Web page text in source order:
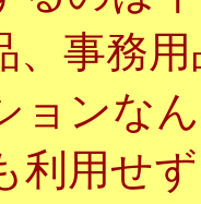
、事務
ョンな
利用せ